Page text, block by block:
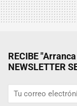
RECIBE
NEWSLETTER